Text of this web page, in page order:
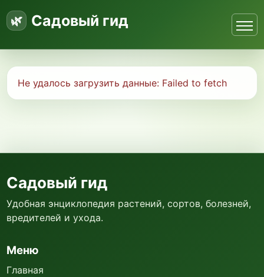
Садовый гид
Не удалось загрузить данные: Failed to fetch
Садовый гид
Удобная энциклопедия растений, сортов, болезней,
вредителей и ухода.
Меню
Главная